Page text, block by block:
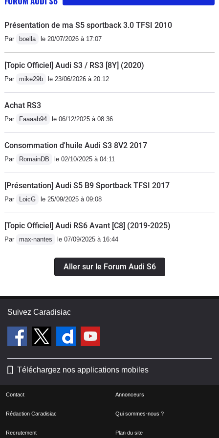
Présentation de ma S5 sportback 3.0 TFSI 2010
Par boella le 20/07/2026 à 17:07
[Topic Officiel] Audi S3 / RS3 [8Y] (2020)
Par mike29b le 23/06/2026 à 20:12
Achat RS3
Par Faaaab94 le 06/12/2025 à 08:36
Consommation d'huile Audi S3 8V2 2017
Par RomainDB le 02/10/2025 à 04:11
[Présentation] Audi S5 B9 Sportback TFSI 2017
Par LoicG le 25/09/2025 à 09:08
[Topic Officiel] Audi RS6 Avant [C8] (2019-2025)
Par max-nantes le 07/09/2025 à 16:44
Aller sur le Forum Audi S6
Suivez Caradisiac
Téléchargez nos applications mobiles
Contact Annonceurs
Rédaction Caradisiac Qui sommes-nous ?
Recrutement Plan du site